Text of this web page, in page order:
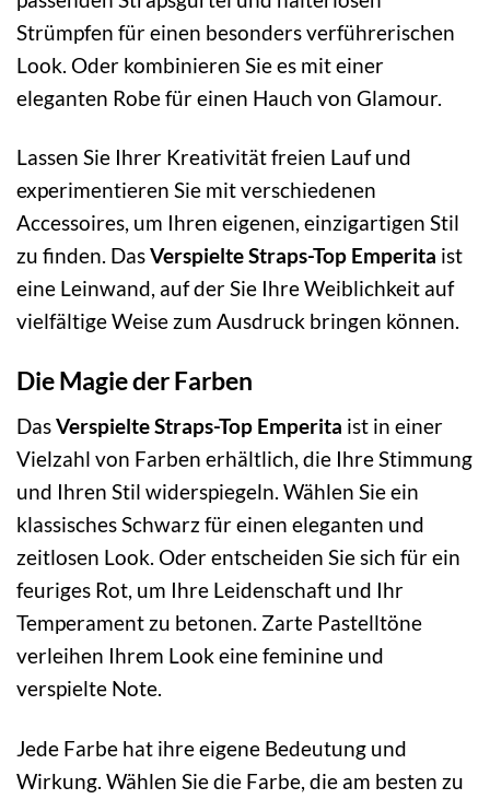
Strümpfen für einen besonders verführerischen
Look. Oder kombinieren Sie es mit einer
eleganten Robe für einen Hauch von Glamour.
Lassen Sie Ihrer Kreativität freien Lauf und
experimentieren Sie mit verschiedenen
Accessoires, um Ihren eigenen, einzigartigen Stil
zu finden. DasVerspielte Straps-Top Emperita ist
eine Leinwand, auf der Sie Ihre Weiblichkeit auf
vielfältige Weise zum Ausdruck bringen können.
Die Magie der Farben
DasVerspielte Straps-Top Emperita ist in einer
Vielzahl von Farben erhältlich, die Ihre Stimmung
und Ihren Stil widerspiegeln. Wählen Sie ein
klassisches Schwarz für einen eleganten und
zeitlosen Look. Oder entscheiden Sie sich für ein
feuriges Rot, um Ihre Leidenschaft und Ihr
Temperament zu betonen. Zarte Pastelltöne
verleihen Ihrem Look eine feminine und
verspielte Note.
Jede Farbe hat ihre eigene Bedeutung und
Wirkung. Wählen Sie die Farbe, die am besten zu